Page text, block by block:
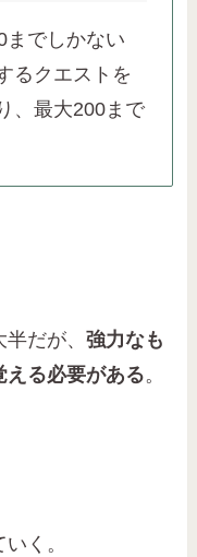
までしかない
るクエストを
、最大200まで
半だが、強力なも
える必要がある。
く。